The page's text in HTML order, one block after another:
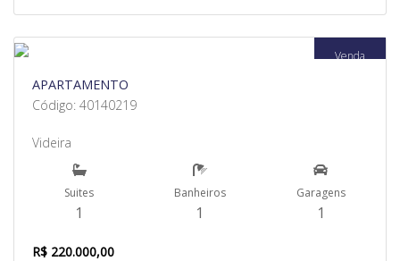
Venda
APARTAMENTO
Código: 40140219
Videira
Suites
1
Banheiros
1
Garagens
1
R$ 220.000,00